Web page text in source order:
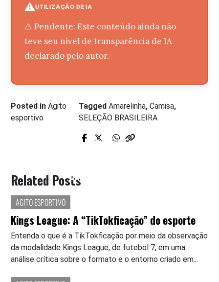
⚠️UTILIZAÇÃO DE IA
⚠️ Pendente: Este conteúdo ainda não
teve seu nível de transparência de IA
declarado pelo autor.
Posted in Agito
esportivo
TaggedAmarelinha,Camisa,
SELEÇÃO BRASILEIRA
Prev Post
causas e soluções
Related Posts
AGITO ESPORTIVO
Kings League: A “TikTokficação” do esporte
Entenda o que é a TikTokficação por meio da observação
da modalidade Kings League, de futebol 7, em uma
análise crítica sobre o formato e o entorno criado em...